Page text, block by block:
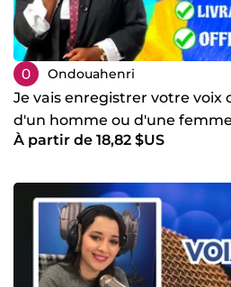
Ondouahenri
Je vais enregistrer votre voix
d'un homme ou d'une femme
À partir de 18,82 $US